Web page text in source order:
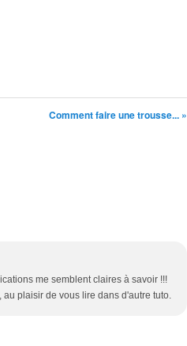
Comment faire une trousse... »
me semblent claires à savoir !!!
plaisir de vous lire dans d'autre tuto.